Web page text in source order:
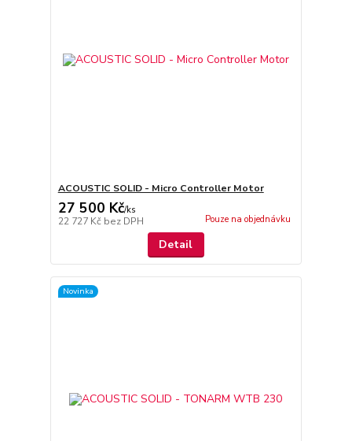
ACOUSTIC SOLID - Micro Controller Motor
27 500 Kč/ks
22 727 Kč bez DPH Pouze na objednávku
Detail
Novinka